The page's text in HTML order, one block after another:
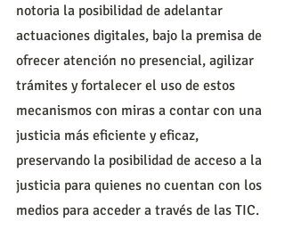
notoria la posibilidad de adelantar
actuaciones digitales, bajo la premisa de
ofrecer atención no presencial, agilizar
trámites y fortalecer el uso de estos
mecanismos con miras a contar con una
justicia más eficiente y eficaz,
preservando la posibilidad de acceso a la
justicia para quienes no cuentan con los
medios para acceder a través de las TIC.